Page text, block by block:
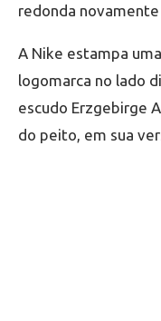
redonda
A Nike estampa
logomarca no lado
escudo Erzgebirge
do peito, em sua